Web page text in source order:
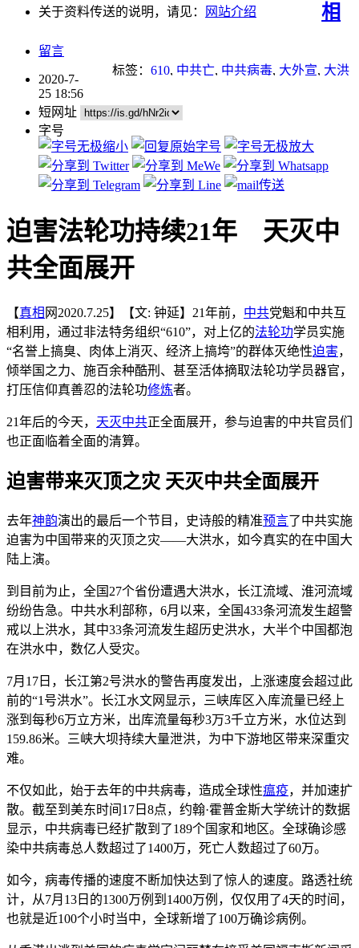
关于资料传送的说明，请见：
网站介绍
相
留言
标签： 610, 中共亡, 中共病毒, 大外宣, 大洪
酷刑
2020-7-
25 18:56
短网址
字号
迫害法轮功持续21年 天灭中
共全面展开
【真相 网2020.7.25】【文: 钟延】21年前， 中共党魁和中共互
相利用，通过非法特务组织“610”，对上亿的法轮功学员实施
“名誉上搞臭、肉体上消灭、经济上搞垮”的群体灭绝性迫害，
倾举国之力、施百余种酷刑、甚至活体摘取法轮功学员器官，
打压信仰真善忍的法轮功修炼者。
21年后的今天， 天灭中共正全面展开，参与迫害的中共官员们
也正面临着全面的清算。
迫害带来灭顶之灾 天灭中共全面展开
去年神韵演出的最后一个节目，史诗般的精准预言了中共实施
迫害为中国带来的灭顶之灾——大洪水，如今真实的在中国大
陆上演。
到目前为止，全国27个省份遭遇大洪水，长江流域、淮河流域
纷纷告急。中共水利部称，6月以来，全国433条河流发生超警
戒以上洪水，其中33条河流发生超历史洪水，大半个中国都泡
在洪水中，数亿人受灾。
7月17日，长江第2号洪水的警告再度发出，上涨速度会超过此
前的“1号洪水”。长江水文网显示，三峡库区入库流量已经上
涨到每秒6万立方米，出库流量每秒3万3千立方米，水位达到
159.86米。三峡大坝持续大量泄洪，为中下游地区带来深重灾
难。
不仅如此，始于去年的中共病毒，造成全球性瘟疫，并加速扩
散。截至到美东时间17日8点，约翰·霍普金斯大学统计的数据
显示，中共病毒已经扩散到了189个国家和地区。全球确诊感
染中共病毒总人数超过了1400万，死亡人数超过了60万。
如今，病毒传播的速度不断加快达到了惊人的速度。路透社统
计，从7月13日的1300万例到1400万例，仅仅用了4天的时间，
也就是近100个小时当中，全球新增了100万确诊病例。